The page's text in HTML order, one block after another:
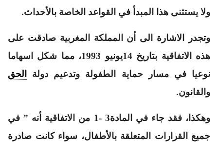
ولا يستثنى هذا المبدأ في القواعد الخاصة بالأحداث.
وتجدر الاشارة الى أن المملكة المغربية صادقت على
هذه الاتفاقية بتاريخ 14يونيو 1993، مما شكل اسهاما
نوعيا في مسار حماية الطفولة وتدعيم دولة
الحق
والقانون.
وهكذا، فقد جاء في المادة3 -1 من الاتفاقية أنه ” في
جميع القرارات المتعلقة بالأطفال، سواء كانت صادرة